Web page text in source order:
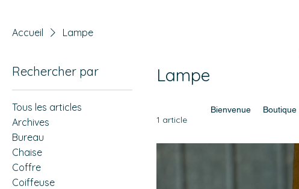
Bienvenue Boutique
Accueil Lampe
Rechercher par
Tous les articles
Archives
Bureau
Chaise
Coffre
Coiffeuse
Lampe
1 article